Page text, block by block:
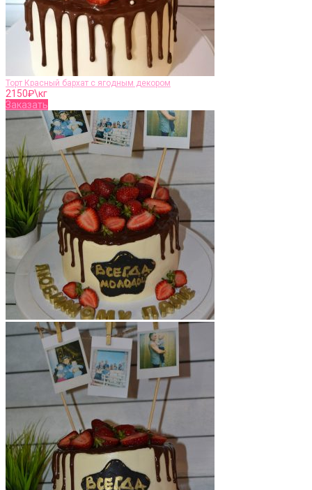
Торт Красный бархат с ягодным декором
2150₽\кг
Заказать